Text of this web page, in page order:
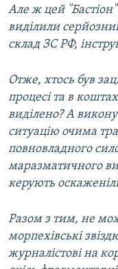
Але ж цей "Бастіон"
виділили
склад ЗС РФ,
Отже, хтось був
процесі та в
виділено? А
ситуацію очима
повновладного
маразматичного
керують
Разом з тим, не
морпехівські
журналістові на